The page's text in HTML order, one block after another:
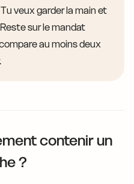
veux garder la main et
sur le mandat
au moins deux
contenir un
?